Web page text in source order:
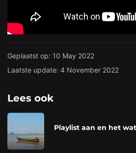
Geplaatst op: 10 May 2022
Laatste update: 4 November 2022
Lees ook
Playlist aan en het